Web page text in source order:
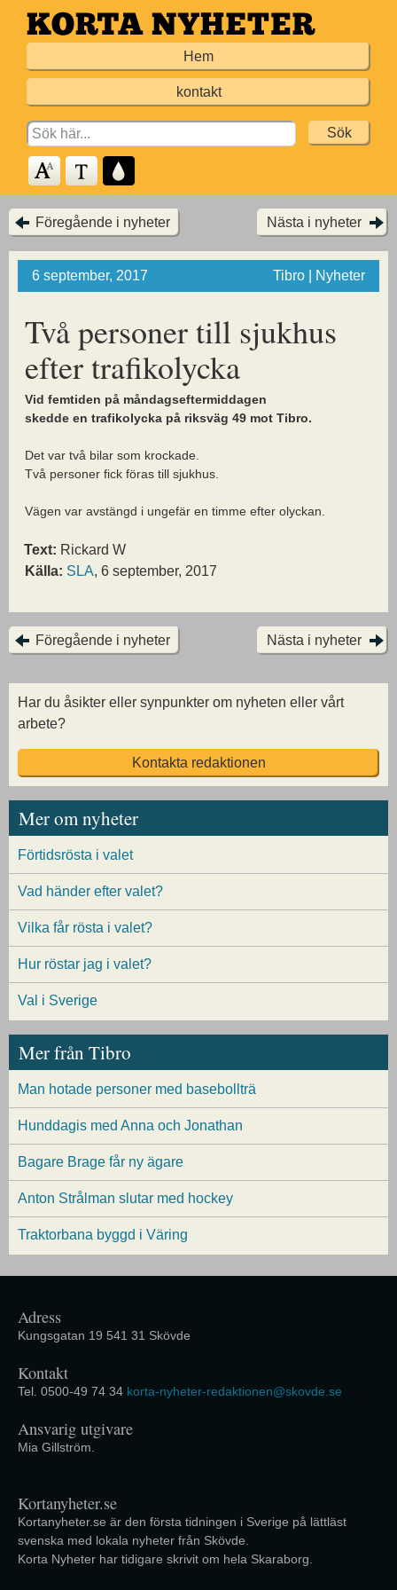
Hoppa
till
Hem
kontakt
Search
for:
Föregående i nyheter Nästa i nyheter
6 september, 2017 Tibro | Nyheter
Två personer till sjukhus
efter trafikolycka
Vid femtiden på måndagseftermiddagen
skedde en trafikolycka på riksväg 49 mot Tibro.
Det var två bilar som krockade.
Två personer fick föras till sjukhus.
Vägen var avstängd i ungefär en timme efter olyckan.
Text: Rickard W
Källa: SLA, 6 september, 2017
Föregående i nyheter Nästa i nyheter
Har du åsikter eller synpunkter om nyheten eller vårt
arbete?
Kontakta redaktionen
Mer om nyheter
Förtidsrösta i valet
Vad händer efter valet?
Vilka får rösta i valet?
Hur röstar jag i valet?
Val i Sverige
Mer från Tibro
Man hotade personer med basebollträ
Hunddagis med Anna och Jonathan
Bagare Brage får ny ägare
Anton Strålman slutar med hockey
Traktorbana byggd i Väring
Adress
Kungsgatan 19 541 31 Skövde
Kontakt
Tel. 0500-49 74 34 korta-nyheter-redaktionen@skovde.se
Ansvarig utgivare
Mia Gillström.
Kortanyheter.se
Kortanyheter.se är den första tidningen i Sverige på lättläst
svenska med lokala nyheter från Skövde.
Korta Nyheter har tidigare skrivit om hela Skaraborg.